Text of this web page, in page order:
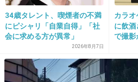
見た目爺さんだけど58歳の主
34歳タレント、喫煙者の不満
にピシャリ「自業自得」「社
会に求める方が異常」
2026年8月7日
カラ
に飲
で撮